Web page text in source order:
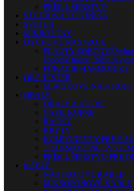
PRÍSLUŠENSTVO
ŠTÚDIOVÁ TECHNIKA
SVETLÁ
MIKROFÓNY
DYCHOVÉ NÁSTROJE
FLAUTY-ZOBCOVÉ
zobcové flauty. Ráčte si
FÚKACIE HARMONIKY
ORCHESTER
SLÁČIKOVÉ NÁSTROJE
OBALY
OBALY A KUFRE
CASE, KUFRE
RACKY
KRYTY
KOMPONENTY PRE
TRANSPORTNÉ
PRÍSLUŠENSTVO PRE
KÁBLE
NÁSTROJOVÉ KÁBLE
MIKROFÓNOVÉ KÁBLE